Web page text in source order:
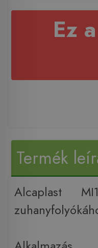
Ez
Termék
Alcaplast